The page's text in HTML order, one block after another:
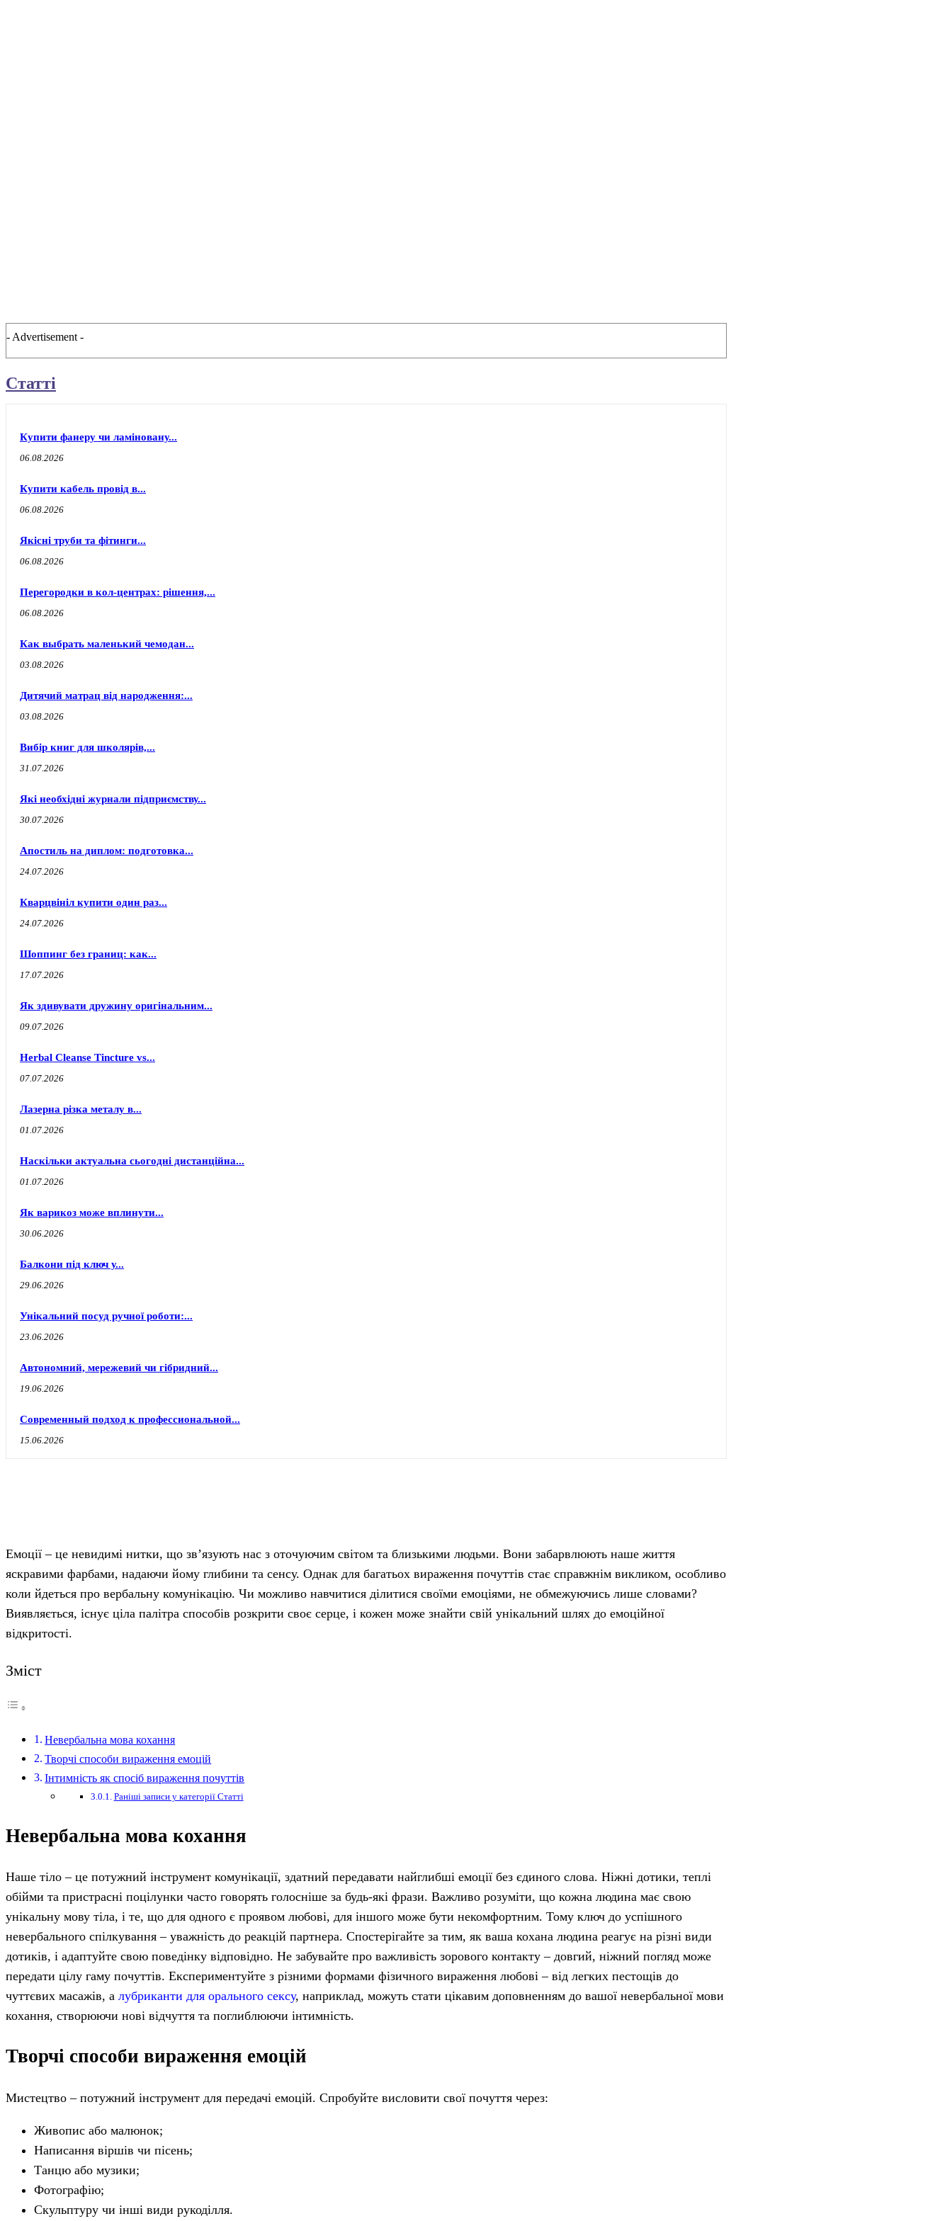
- Advertisement -
Статті
Купити фанеру чи ламіновану...
06.08.2026
Купити кабель провід в...
06.08.2026
Якісні труби та фітинги...
06.08.2026
Перегородки в кол-центрах: рішення,...
06.08.2026
Как выбрать маленький чемодан...
03.08.2026
Дитячий матрац від народження:...
03.08.2026
Вибір книг для школярів,...
31.07.2026
Які необхідні журнали підприємству...
30.07.2026
Апостиль на диплом: подготовка...
24.07.2026
Кварцвініл купити один раз...
24.07.2026
Шоппинг без границ: как...
17.07.2026
Як здивувати дружину оригінальним...
09.07.2026
Herbal Cleanse Tincture vs...
07.07.2026
Лазерна різка металу в...
01.07.2026
Наскільки актуальна сьогодні дистанційна...
01.07.2026
Як варикоз може вплинути...
30.06.2026
Балкони під ключ у...
29.06.2026
Унікальний посуд ручної роботи:...
23.06.2026
Автономний, мережевий чи гібридний...
19.06.2026
Современный подход к профессиональной...
15.06.2026
Емоції – це невидимі нитки, що зв’язують нас з оточуючим світом та близькими людьми. Вони забарвлюють наше життя
яскравими фарбами, надаючи йому глибини та сенсу. Однак для багатьох вираження почуттів стає справжнім викликом, особливо
коли йдеться про вербальну комунікацію. Чи можливо навчитися ділитися своїми емоціями, не обмежуючись лише словами?
Виявляється, існує ціла палітра способів розкрити своє серце, і кожен може знайти свій унікальний шлях до емоційної
відкритості.
Зміст
Невербальна мова кохання
Творчі способи вираження емоцій
Інтимність як спосіб вираження почуттів
Раніші записи у категорії Статті
Невербальна мова кохання
Наше тіло – це потужний інструмент комунікації, здатний передавати найглибші емоції без єдиного слова. Ніжні дотики, теплі
обійми та пристрасні поцілунки часто говорять голосніше за будь-які фрази. Важливо розуміти, що кожна людина має свою
унікальну мову тіла, і те, що для одного є проявом любові, для іншого може бути некомфортним. Тому ключ до успішного
невербального спілкування – уважність до реакцій партнера. Спостерігайте за тим, як ваша кохана людина реагує на різні види
дотиків, і адаптуйте свою поведінку відповідно. Не забувайте про важливість зорового контакту – довгий, ніжний погляд може
передати цілу гаму почуттів. Експериментуйте з різними формами фізичного вираження любові – від легких пестощів до
чуттєвих масажів, а лубриканти для орального сексу, наприклад, можуть стати цікавим доповненням до вашої невербальної мови
кохання, створюючи нові відчуття та поглиблюючи інтимність.
Творчі способи вираження емоцій
Мистецтво – потужний інструмент для передачі емоцій. Спробуйте висловити свої почуття через:
Живопис або малюнок;
Написання віршів чи пісень;
Танцю або музики;
Фотографію;
Скульптуру чи інші види рукоділля.